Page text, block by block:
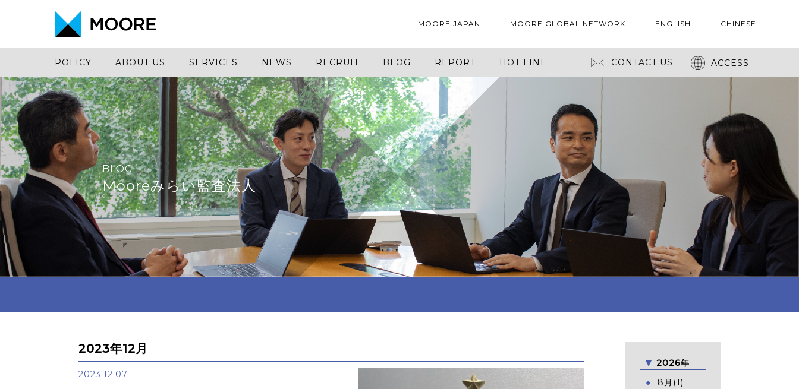
MOORE JAPAN MOORE GLOBAL NETWORK ENGLISH CHINESE
POLICY ABOUT US SERVICES NEWS RECRUIT BLOG REPORT HOT LINE CONTACT US ACCESS
BLOG
Mooreみらい監査法人
2023年12月
2023.12.07
2026年
8月(1)